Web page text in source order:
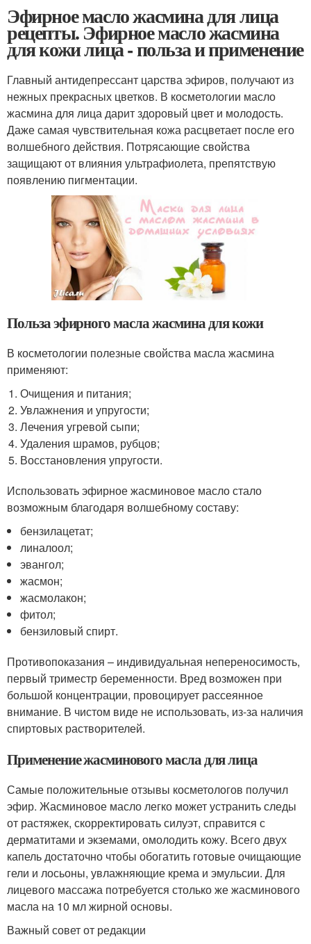
Эфирное масло жасмина для лица
рецепты. Эфирное масло жасмина
для кожи лица - польза и применение
Главный антидепрессант царства эфиров, получают из
нежных прекрасных цветков. В косметологии масло
жасмина для лица дарит здоровый цвет и молодость.
Даже самая чувствительная кожа расцветает после его
волшебного действия. Потрясающие свойства
защищают от влияния ультрафиолета, препятствую
появлению пигментации.
Польза эфирного масла жасмина для кожи
В косметологии полезные свойства масла жасмина
применяют:
Очищения и питания;
Увлажнения и упругости;
Лечения угревой сыпи;
Удаления шрамов, рубцов;
Восстановления упругости.
Использовать эфирное жасминовое масло стало
возможным благодаря волшебному составу:
бензилацетат;
линалоол;
эвангол;
жасмон;
жасмолакон;
фитол;
бензиловый спирт.
Противопоказания – индивидуальная непереносимость,
первый триместр беременности. Вред возможен при
большой концентрации, провоцирует рассеянное
внимание. В чистом виде не использовать, из-за наличия
спиртовых растворителей.
Применение жасминового масла для лица
Самые положительные отзывы косметологов получил
эфир. Жасминовое масло легко может устранить следы
от растяжек, скорректировать силуэт, справится с
дерматитами и экземами, омолодить кожу. Всего двух
капель достаточно чтобы обогатить готовые очищающие
гели и лосьоны, увлажняющие крема и эмульсии. Для
лицевого массажа потребуется столько же жасминового
масла на 10 мл жирной основы.
Важный совет от редакции